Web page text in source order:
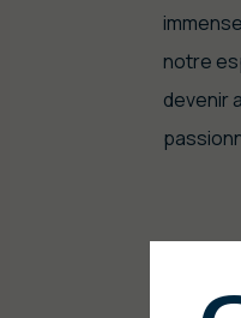
notre
devenir